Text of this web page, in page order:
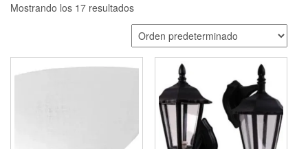
Mostrando los 17 resultados